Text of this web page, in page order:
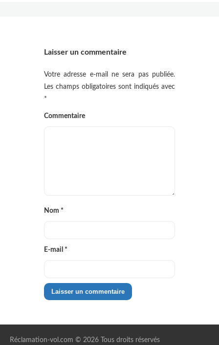
Laisser un commentaire
Votre adresse e-mail ne sera pas publiée.
Les champs obligatoires sont indiqués avec
*
Commentaire
Nom *
E-mail *
Réclamation-vol.com © 2026 Tous droits réservés